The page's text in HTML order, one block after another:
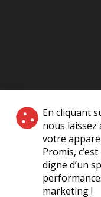
En cliquant
nous
votre
Promis,
digne d’un
marketing !